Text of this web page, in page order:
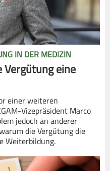
IN DER MEDIZIN
eine
einer weiteren
Vizepräsident Marco
jedoch an anderer
die Vergütung die
Weiterbildung.